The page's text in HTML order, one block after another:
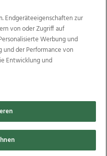
Wimmer
Ischler Woche
OÖN Immobilien
Promenaden Galerien
GmbH & Co KG
11x11.net
Endgeräteeigenschaften zur
von oder Zugriff auf
Werbung und
und der Performance von
Entwicklung und